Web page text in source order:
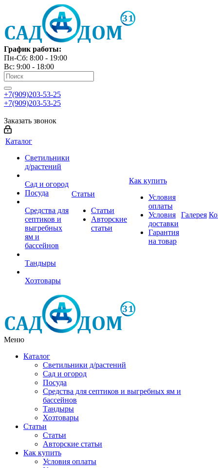
График работы:
Пн-Сб: 8:00 - 19:00
Вс: 9:00 - 18:00
+7(909)203-53-25
+7(909)203-53-25
Заказать звонок
Каталог
Светильники
д/растений
Сад и огород
Посуда
Средства для
септиков и
выгребных
ям и
бассейнов
Тандыры
Хозтовары
Статьи
Статьи
Авторские
статьи
Как купить
Условия
оплаты
Условия
доставки
Гарантия
на товар
Галерея
Меню
Каталог
Светильники д/растений
Сад и огород
Посуда
Средства для септиков и выгребных ям и
бассейнов
Тандыры
Хозтовары
Статьи
Статьи
Авторские статьи
Как купить
Условия оплаты